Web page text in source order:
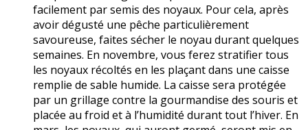
facilement par semis des noyaux. Pour cela, après
avoir dégusté une pêche particulièrement
savoureuse, faites sécher le noyau durant quelques
semaines. En novembre, vous ferez stratifier tous
les noyaux récoltés en les plaçant dans une caisse
remplie de sable humide. La caisse sera protégée
par un grillage contre la gourmandise des souris et
placée au froid et à l’humidité durant tout l’hiver. En